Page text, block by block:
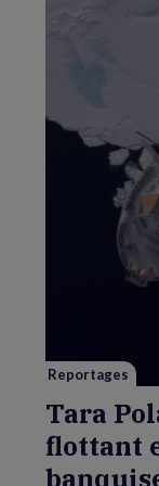
Reportages
Tara
flottant